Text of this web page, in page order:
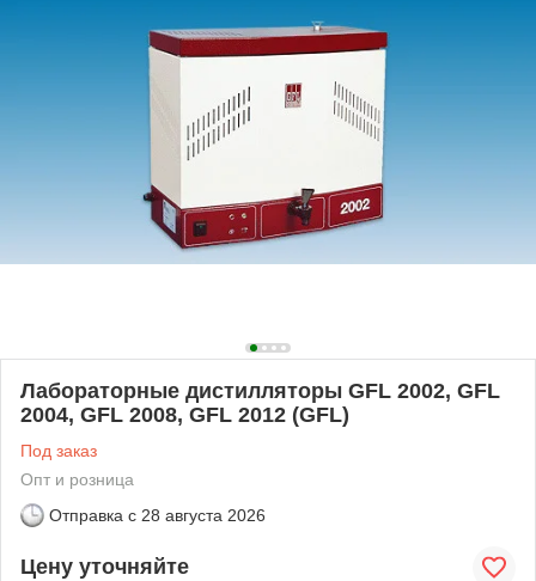
Лабораторные дистилляторы GFL 2002, GFL
2004, GFL 2008, GFL 2012 (GFL)
Под заказ
Опт и розница
Отправка с 28 августа 2026
Цену уточняйте